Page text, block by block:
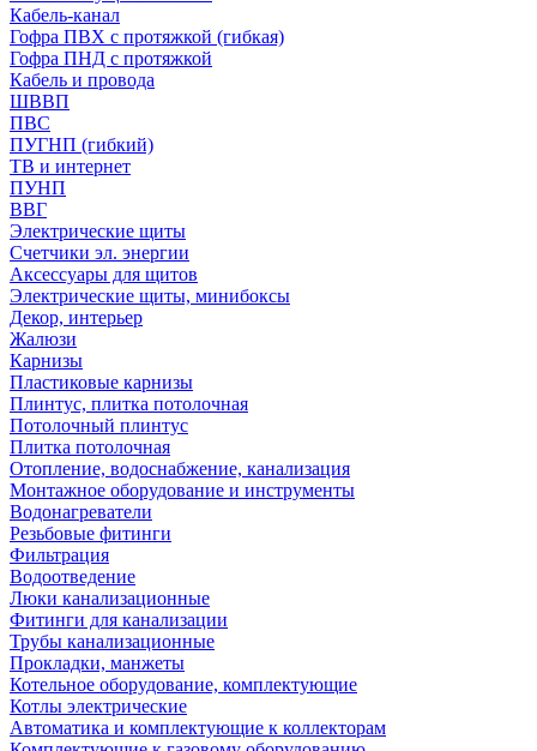
Кабель-канал
Гофра ПВХ с протяжкой (гибкая)
Гофра ПНД с протяжкой
Кабель и провода
ШВВП
ПВС
ПУГНП (гибкий)
ТВ и интернет
ПУНП
ВВГ
Электрические щиты
Счетчики эл. энергии
Аксессуары для щитов
Электрические щиты, минибоксы
Декор, интерьер
Жалюзи
Карнизы
Пластиковые карнизы
Плинтус, плитка потолочная
Потолочный плинтус
Плитка потолочная
Отопление, водоснабжение, канализация
Монтажное оборудование и инструменты
Водонагреватели
Резьбовые фитинги
Фильтрация
Водоотведение
Люки канализационные
Фитинги для канализации
Трубы канализационные
Прокладки, манжеты
Котельное оборудование, комплектующие
Котлы электрические
Автоматика и комплектующие к коллекторам